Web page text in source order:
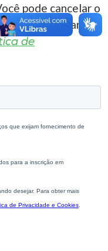
pode cancelar o
momento. Para
de